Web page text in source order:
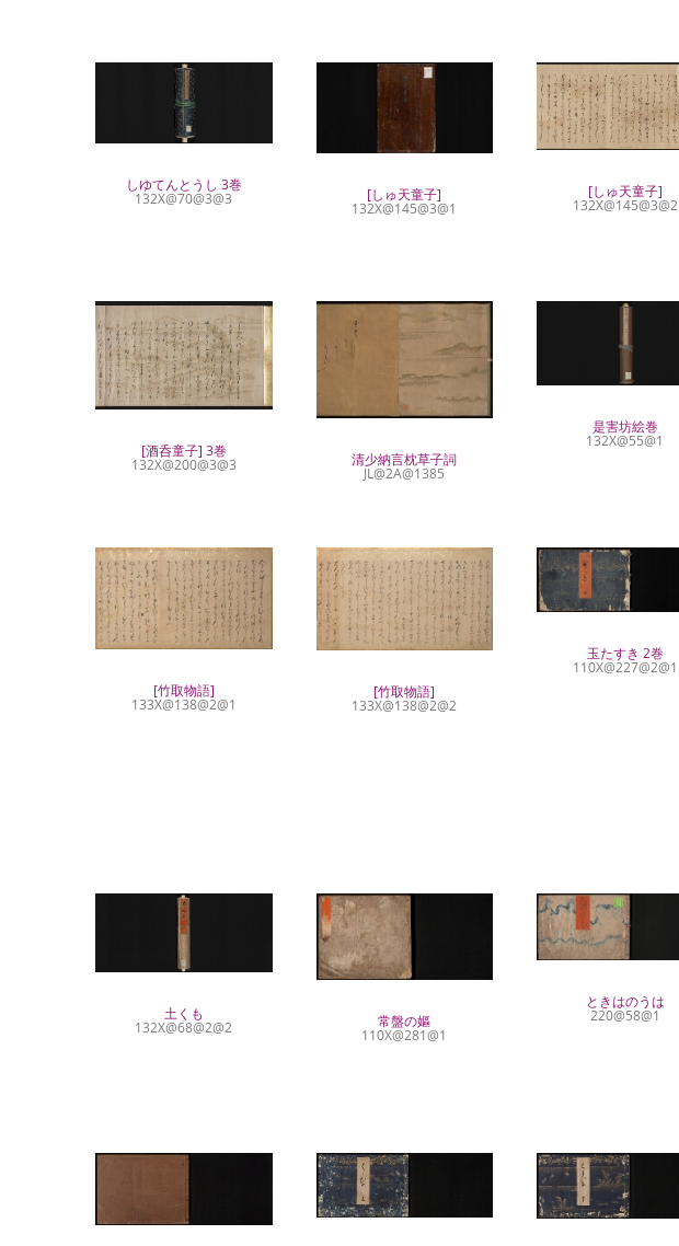
しゆてんとうし 3巻
132X@70@3@3 [しゅ天童子]
132X@145@3@1
[しゅ天童子]
132X@145@3@2
[酒呑童子] 3巻
132X@200@3@3 清少納言枕草子詞
JL@2A@1385
是害坊絵巻
132X@55@1
[竹取物語]
133X@138@2@1
[竹取物語]
133X@138@2@2
玉たすき 2巻
110X@227@2@1
土くも
132X@68@2@2 常盤の嫗
110X@281@1
ときはのうは
220@58@1